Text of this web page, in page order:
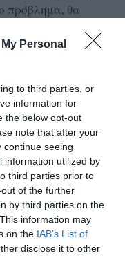
Personal
to third parties, or
information for
the below opt-out
note that after your
continue seeing
information utilized by
third parties prior to
of the further
by third parties on the
information may
on the IAB’s List of
disclose it to other
πρόβλημα, θα
να
της ενοικίασης
ΚΑΙ ΕΝΕΡΓΕΙΑΣ